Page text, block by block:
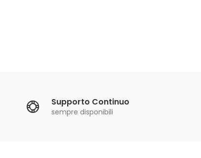
Supporto Continuo
sempre disponibili